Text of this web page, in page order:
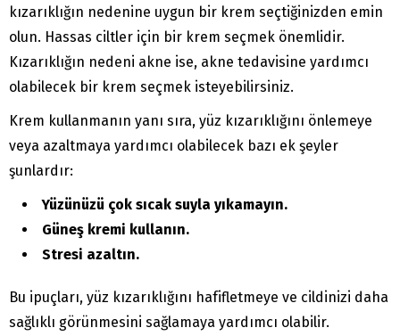
kızarıklığın nedenine uygun bir krem ​​seçtiğinizden emin
olun. Hassas ciltler için bir krem ​​seçmek önemlidir.
Kızarıklığın nedeni akne ise, akne tedavisine yardımcı
olabilecek bir krem ​​seçmek isteyebilirsiniz.
Krem kullanmanın yanı sıra, yüz kızarıklığını önlemeye
veya azaltmaya yardımcı olabilecek bazı ek şeyler
şunlardır:
Yüzünüzü çok sıcak suyla yıkamayın.
Güneş kremi kullanın.
Stresi azaltın.
Bu ipuçları, yüz kızarıklığını hafifletmeye ve cildinizi daha
sağlıklı görünmesini sağlamaya yardımcı olabilir.